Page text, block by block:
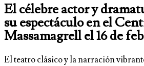
El célebre actor y
su espectáculo en el
Massamagrell el 16 de
El teatro clásico y la narración